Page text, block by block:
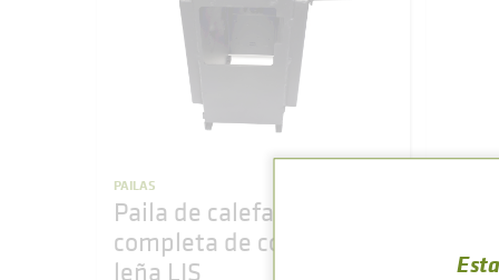
PAILAS
Paila de calefacción E
completa de cocina de
leña LIS
CLASICA